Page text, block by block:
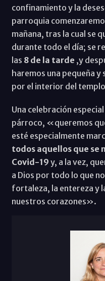
confinamiento y la
parroquia
mañana, tras la cual se
durante todo el día; se
las 8 de la tarde ,y
haremos una pequeña y
por el interior del
Una celebración
párroco, «queremos
esté especialmente
todos aquellos que se
Covid-19 y, a la vez,
a Dios por todo lo que
fortaleza, la entereza y
nuestros corazones».